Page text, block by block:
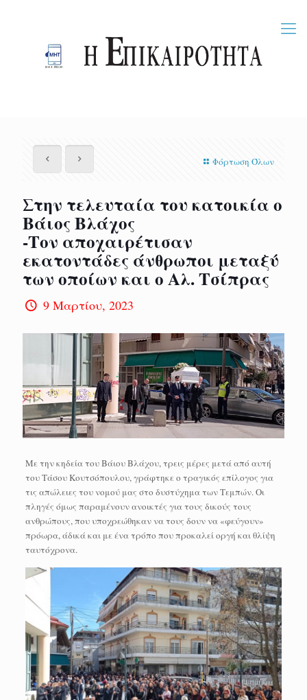
Φόρτωση Όλων
Στην τελευταία του κατοικία ο
Βάιος Βλάχος
-Τον αποχαιρέτισαν
εκατοντάδες άνθρωποι μεταξύ
των οποίων και ο Αλ. Τσίπρας
9 Μαρτίου, 2023
Με την κηδεία του Βάιου Βλάχου, τρεις μέρες μετά από αυτή
του Τάσου Κουτσόπουλου, γράφτηκε ο τραγικός επίλογος για
τις απώλειες του νομού μας στο δυστύχημα των Τεμπών. Οι
πληγές όμως παραμένουν ανοικτές για τους δικούς τους
ανθρώπους, που υποχρεώθηκαν να τους δουν να «φεύγουν»
πρόωρα, άδικά και με ένα τρόπο που προκαλεί οργή και θλίψη
ταυτόχρονα.